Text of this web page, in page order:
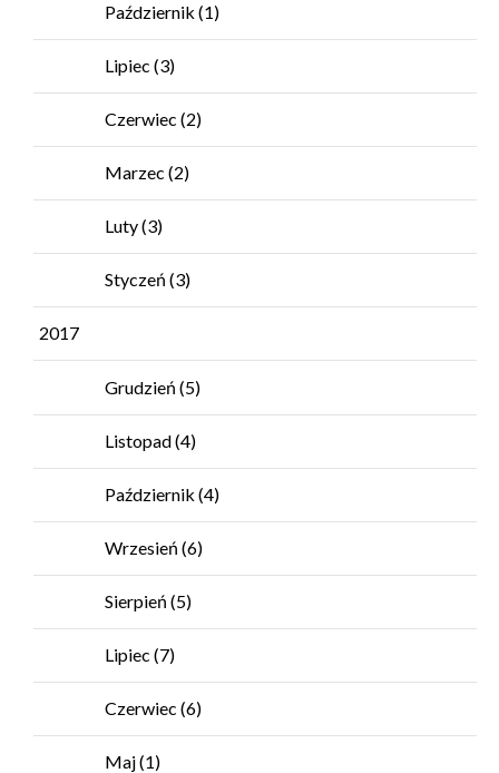
Październik (1)
Lipiec (3)
Czerwiec (2)
Marzec (2)
Luty(3)
Styczeń (3)
2017
Grudzień (5)
Listopad(4)
Październik (4)
Wrzesień (6)
Sierpień (5)
Lipiec (7)
Czerwiec (6)
Maj(1)